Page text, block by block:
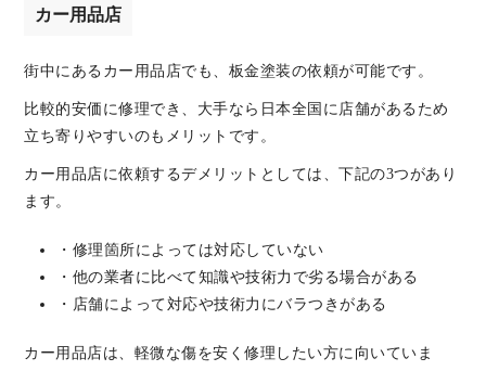
カー用品店
街中にあるカー用品店でも、板金塗装の依頼が可能です。
比較的安価に修理でき、大手なら日本全国に店舗があるため
立ち寄りやすいのもメリットです。
カー用品店に依頼するデメリットとしては、下記の3つがあり
ます。
・修理箇所によっては対応していない
・他の業者に比べて知識や技術力で劣る場合がある
・店舗によって対応や技術力にバラつきがある
カー用品店は、軽微な傷を安く修理したい方に向いていま